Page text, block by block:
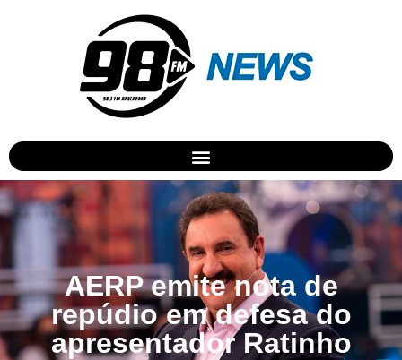
AERP emite nota de
repúdio em defesa do
apresentador Ratinho